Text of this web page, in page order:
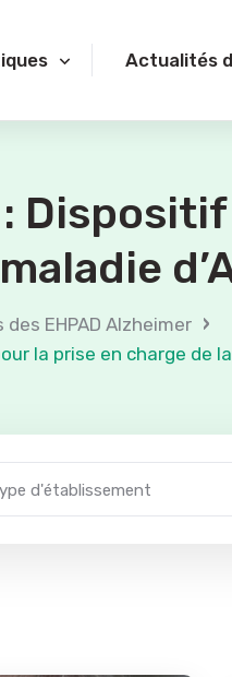
Actualités
EHPAD Alzheimer ›
la prise en charge de
d'établissement